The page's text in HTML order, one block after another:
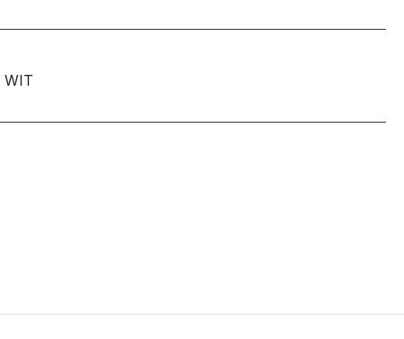
WIT